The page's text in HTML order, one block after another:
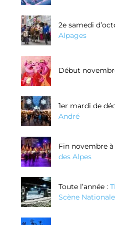
2e samedi
Alpages
Début
1er mardi de
André
Fin novembre
des Alpes
Toute l’année :
Scène Nationale